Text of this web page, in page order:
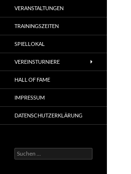
VERANSTALTUNGEN
TRAININGSZEITEN
SPIELLOKAL
VEREINSTURNIERE
HALL OF FAME
IMPRESSUM
DATENSCHUTZERKLÄRUNG
Suchen
nach: